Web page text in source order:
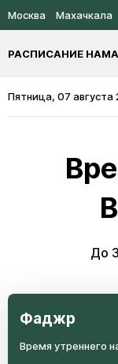
Москва Махачкала
РАСПИСАНИЕ
Пятница, 07 августа
До
Фаджр
Время утреннего